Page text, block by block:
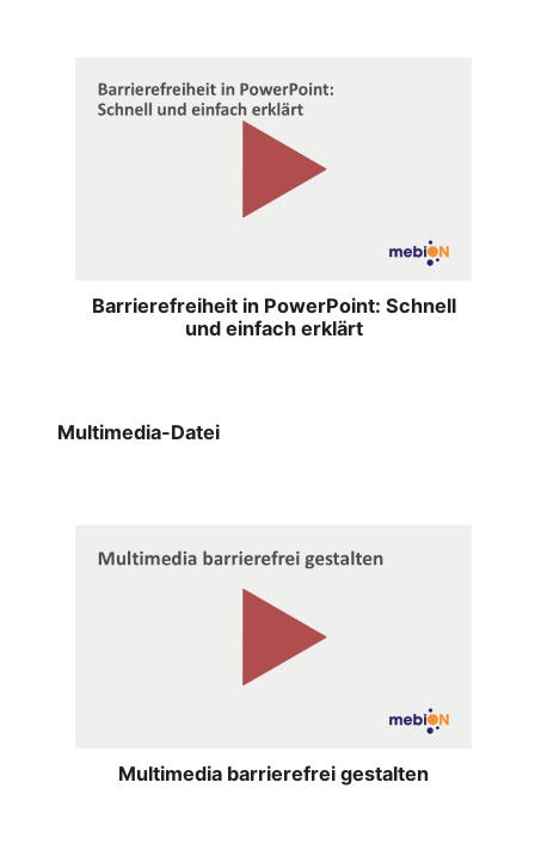
Barrierefreiheit in PowerPoint: Schnell
und einfach erklärt
Multimedia-Datei
Multimedia barrierefrei gestalten